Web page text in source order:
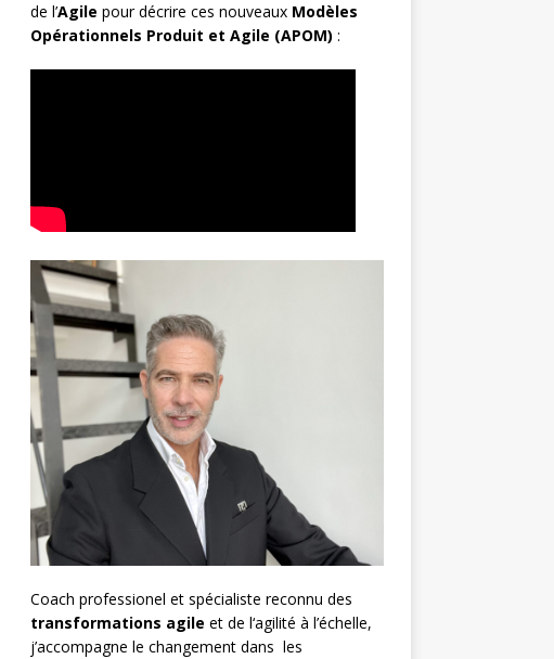
de l’Agile pour décrire ces nouveaux Modèles
Opérationnels Produit et Agile (APOM) :
Coach professionel et spécialiste reconnu des
transformations agile et de l‘agilité à l’échelle,
j’accompagne le changement dans les